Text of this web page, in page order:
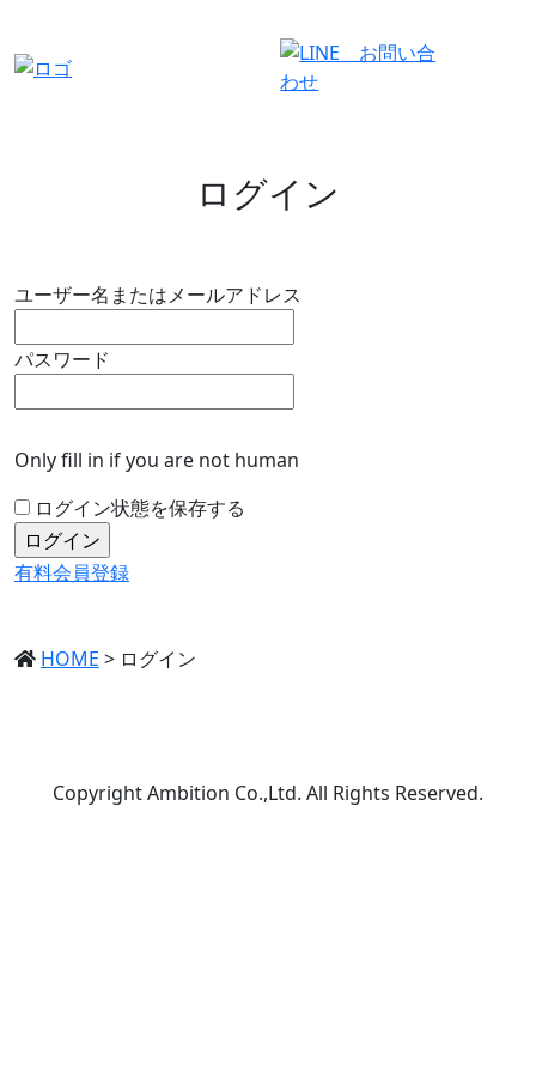
ログイン
ユーザー名またはメールアドレス
パスワード
Only fill in if you are not human
ログイン状態を保存する
有料会員登録
HOME > ログイン
Copyright Ambition Co.,Ltd. All Rights Reserved.